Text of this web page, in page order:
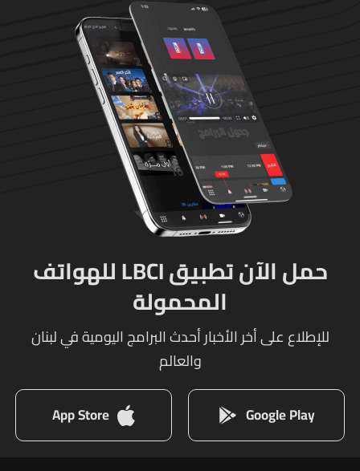
حمل الآن تطبيق LBCI للهواتف
المحمولة
للإطلاع على أخر الأخبار أحدث البرامج اليومية في لبنان
والعالم
Google Play
App Store